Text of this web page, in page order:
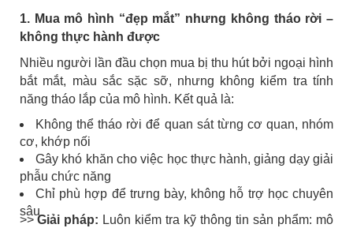
1. Mua mô hình “đẹp mắt” nhưng không tháo rời –
không thực hành được
Nhiều người lần đầu chọn mua bị thu hút bởi ngoại hình
bắt mắt, màu sắc sặc sỡ, nhưng không kiểm tra tính
năng tháo lắp của mô hình. Kết quả là:
Không thể tháo rời để quan sát từng cơ quan, nhóm
cơ, khớp nối
Gây khó khăn cho việc học thực hành, giảng dạy giải
phẫu chức năng
Chỉ phù hợp để trưng bày, không hỗ trợ học chuyên
sâu
>>Giải pháp: Luôn kiểm tra kỹ thông tin sản phẩm: mô